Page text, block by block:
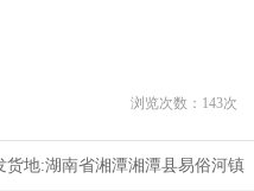
浏览次数： 143次
货地:湖南省湘潭湘潭县易俗河镇